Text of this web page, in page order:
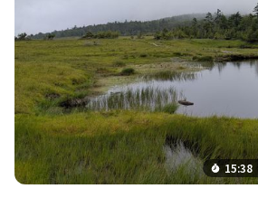
が悪くなってきたので、撤退してきまし
見込めないので自分なりに正解なのだ
度行けばいいね👍 根名草山方面からの
回目の顔合わせ、1回目は追い越し際、2
り、3回目は根名草山方面からの帰りに、
んなで眺望もないだろうから引き返す話を
みますと…気をつけての言葉でお別れ、携
してたみたいだが、初めての根名草山だ
かな？ 足元危険なやぶの場所は1ヵ所踏
らおじさん一回滑ってるんだよね…心配
15:38